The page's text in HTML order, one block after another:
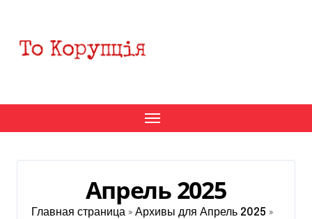
содержанию
Апрель 2025
Главная страница » Архивы для Апрель 2025 »